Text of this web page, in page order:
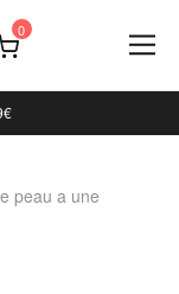
peau a une